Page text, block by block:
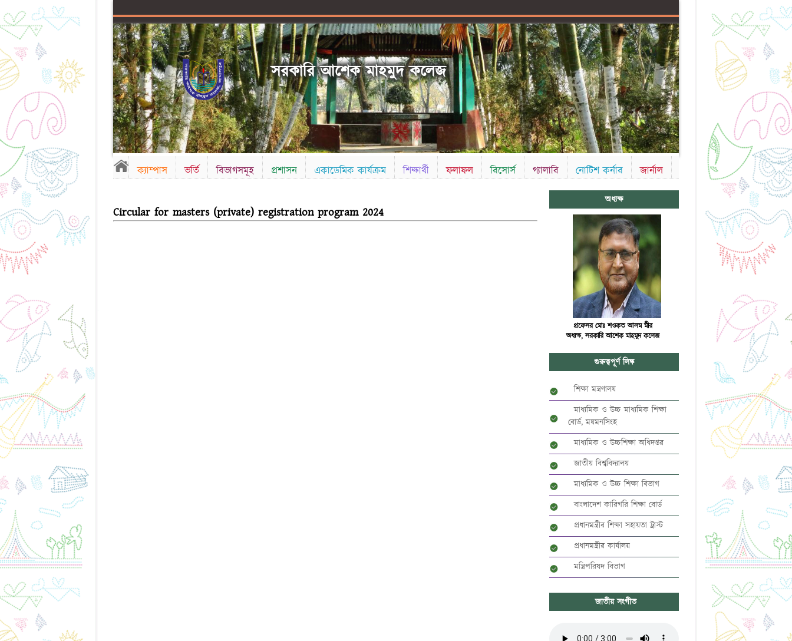
সরকারি আশেক মাহমুদ কলেজ
ক্যাম্পাস ভর্তি বিভাগসমূহ প্রশাসন একাডেমিক কার্যক্রম শিক্ষার্থী ফলাফল রিসোর্স গ্যালারি নোটিশ কর্নার জার্নাল
Circular for masters (private) registration program 2024
অধ্যক্ষ
প্রফেসর মোঃ শওকত আলম মীর
অধ্যক্ষ, সরকারি আশেক মাহমুদ কলেজ
গুরুত্বপূর্ণ লিঙ্ক
শিক্ষা মন্ত্রণালয়
মাধ্যমিক ও উচ্চ মাধ্যমিক শিক্ষা
বোর্ড, ময়মনসিংহ
মাধ্যমিক ও উচ্চশিক্ষা অধিদপ্তর
জাতীয় বিশ্ববিদ্যালয়
মাধ্যমিক ও উচ্চ শিক্ষা বিভাগ
বাংলাদেশ কারিগরি শিক্ষা বোর্ড
প্রধানমন্ত্রীর শিক্ষা সহায়তা ট্রাস্ট
প্রধানমন্ত্রীর কার্যালয়
মন্ত্রিপরিষদ বিভাগ
জাতীয় সংগীত